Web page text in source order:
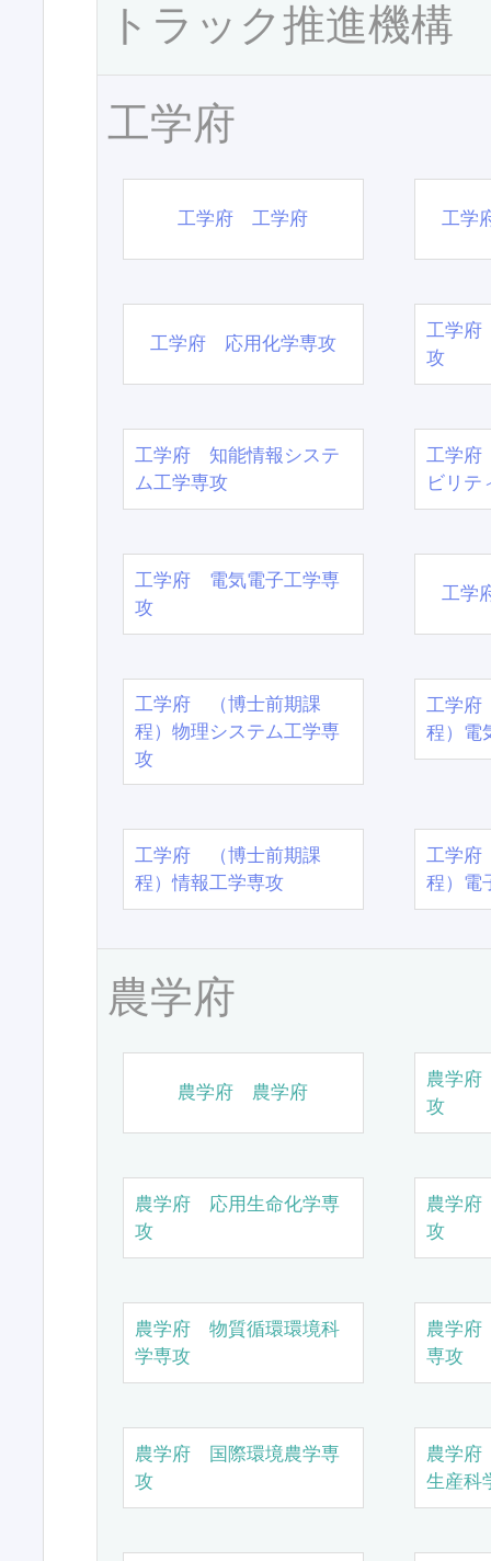
トラック推進機構
工学府
工学府 工学府 工学
工学府 応用化学専攻
工学府
攻
工学府 知能情報システ
ム工学専攻
工学府
ビリテ
工学府 電気電子工学専
攻
工学
工学府 （博士前期課
程）物理システム工学専
攻
工学
程）電
工学府 （博士前期課
程）情報工学専攻
工学
程）電
農学府
農学府 農学府
農学
攻
農学府 応用生命化学専
攻
農学
攻
農学府 物質循環環境科
学専攻
農学
専攻
農学府 国際環境農学専
攻
農学
生産科